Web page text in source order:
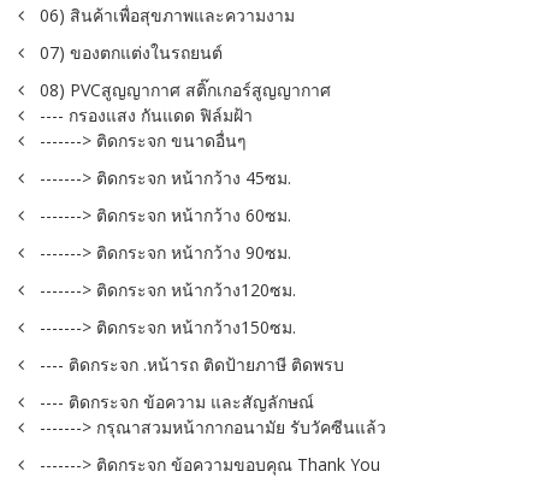
06) สินค้าเพื่อสุขภาพและความงาม
07) ของตกแต่งในรถยนต์
08) PVCสูญญากาศ สติ๊กเกอร์สูญญากาศ
---- กรองแสง กันแดด ฟิล์มฝ้า
-------> ติดกระจก ขนาดอื่นๆ
-------> ติดกระจก หน้ากว้าง 45ซม.
-------> ติดกระจก หน้ากว้าง 60ซม.
-------> ติดกระจก หน้ากว้าง 90ซม.
-------> ติดกระจก หน้ากว้าง120ซม.
-------> ติดกระจก หน้ากว้าง150ซม.
---- ติดกระจก .หน้ารถ ติดป้ายภาษี ติดพรบ
---- ติดกระจก ข้อความ และสัญลักษณ์
-------> กรุณาสวมหน้ากากอนามัย รับวัคซีนแล้ว
-------> ติดกระจก ข้อความขอบคุณ Thank You